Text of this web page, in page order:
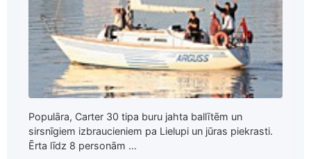
Populāra, Carter 30 tipa buru jahta ballītēm un
sirsnīgiem izbraucieniem pa Lielupi un jūras piekrasti.
Ērta līdz 8 personām ...